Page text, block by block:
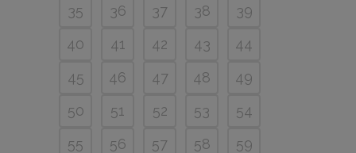
35
36 37 38
39
40
41 42 43
44
45
46 47 48
49
50
51 52 53
54
55
56 57 58
59